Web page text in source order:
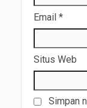
Email *
Situs Web
Simpan